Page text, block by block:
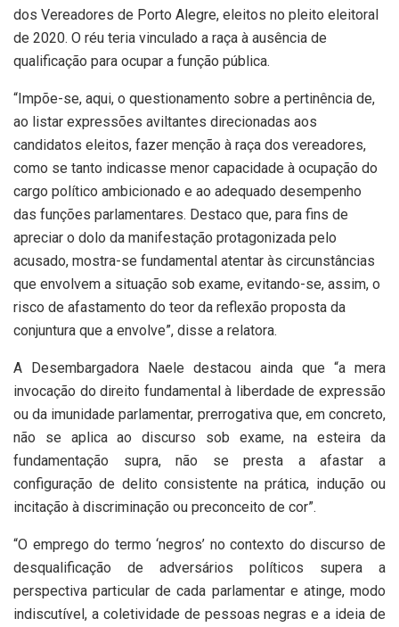
dos Vereadores de Porto Alegre, eleitos no pleito eleitoral
de 2020. O réu teria vinculado a raça à ausência de
qualificação para ocupar a função pública.
“Impõe-se, aqui, o questionamento sobre a pertinência de,
ao listar expressões aviltantes direcionadas aos
candidatos eleitos, fazer menção à raça dos vereadores,
como se tanto indicasse menor capacidade à ocupação do
cargo político ambicionado e ao adequado desempenho
das funções parlamentares. Destaco que, para fins de
apreciar o dolo da manifestação protagonizada pelo
acusado, mostra-se fundamental atentar às circunstâncias
que envolvem a situação sob exame, evitando-se, assim, o
risco de afastamento do teor da reflexão proposta da
conjuntura que a envolve”, disse a relatora.
A Desembargadora Naele destacou ainda que “a mera
invocação do direito fundamental à liberdade de expressão
ou da imunidade parlamentar, prerrogativa que, em concreto,
não se aplica ao discurso sob exame, na esteira da
fundamentação supra, não se presta a afastar a
configuração de delito consistente na prática, indução ou
incitação à discriminação ou preconceito de cor”.
“O emprego do termo ‘negros’ no contexto do discurso de
desqualificação de adversários políticos supera a
perspectiva particular de cada parlamentar e atinge, modo
indiscutível, a coletividade de pessoas negras e a ideia de